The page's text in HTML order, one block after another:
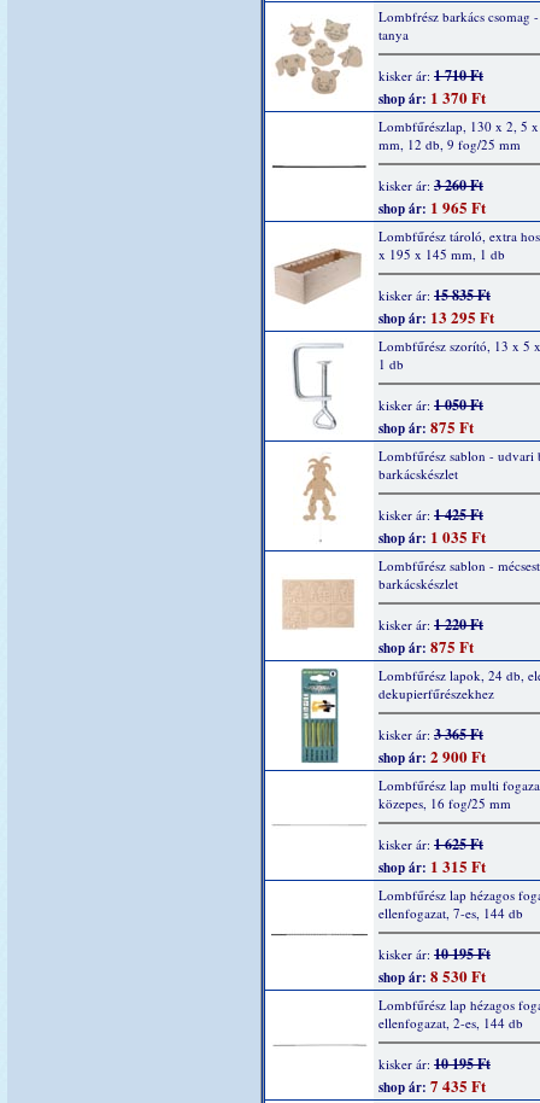
Lombfrész barkács csomag
tanya
kisker ár: 1 710 Ft
shop ár: 1 370 Ft
Lombfűrészlap, 130 x 2, 5
mm, 12 db, 9 fog/25 mm
kisker ár: 3 260 Ft
shop ár: 1 965 Ft
Lombfűrész tároló, extra
x 195 x 145 mm, 1 db
kisker ár: 15 835 Ft
shop ár: 13 295 Ft
Lombfűrész szorító, 13 x 5
1 db
kisker ár: 1 050 Ft
shop ár: 875 Ft
Lombfűrész sablon - udvari
barkácskészlet
kisker ár: 1 425 Ft
shop ár: 1 035 Ft
Lombfűrész sablon -
barkácskészlet
kisker ár: 1 220 Ft
shop ár: 875 Ft
Lombfűrész lapok, 24 db,
dekupierfűrészekhez
kisker ár: 3 365 Ft
shop ár: 2 900 Ft
Lombfűrész lap multi
közepes, 16 fog/25 mm
kisker ár: 1 625 Ft
shop ár: 1 315 Ft
Lombfűrész lap hézagos
ellenfogazat, 7-es, 144 db
kisker ár: 10 195 Ft
shop ár: 8 530 Ft
Lombfűrész lap hézagos
ellenfogazat, 2-es, 144 db
kisker ár: 10 195 Ft
shop ár: 7 435 Ft